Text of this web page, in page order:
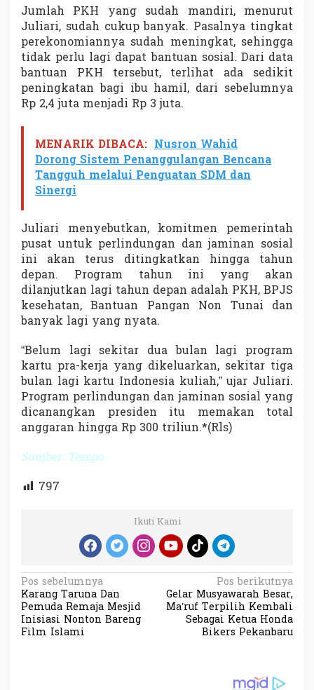
Jumlah PKH yang sudah mandiri, menurut
Juliari, sudah cukup banyak. Pasalnya tingkat
perekonomiannya sudah meningkat, sehingga
tidak perlu lagi dapat bantuan sosial. Dari data
bantuan PKH tersebut, terlihat ada sedikit
peningkatan bagi ibu hamil, dari sebelumnya
Rp 2,4 juta menjadi Rp 3 juta.
MENARIK DIBACA: Nusron Wahid
Dorong Sistem Penanggulangan Bencana
Tangguh melalui Penguatan SDM dan
Sinergi
Juliari menyebutkan, komitmen pemerintah
pusat untuk perlindungan dan jaminan sosial
ini akan terus ditingkatkan hingga tahun
depan. Program tahun ini yang akan
dilanjutkan lagi tahun depan adalah PKH, BPJS
kesehatan, Bantuan Pangan Non Tunai dan
banyak lagi yang nyata.
“Belum lagi sekitar dua bulan lagi program
kartu pra-kerja yang dikeluarkan, sekitar tiga
bulan lagi kartu Indonesia kuliah,” ujar Juliari.
Program perlindungan dan jaminan sosial yang
dicanangkan presiden itu memakan total
anggaran hingga Rp 300 triliun.*(Rls)
Sumber: Tempo
797
Ikuti Kami
N
a
v
Pos sebelumnya
Karang Taruna Dan
Pemuda Remaja Mesjid
Inisiasi Nonton Bareng
Film Islami
Pos berikutnya
Gelar Musyawarah Besar,
Ma’ruf Terpilih Kembali
Sebagai Ketua Honda
Bikers Pekanbaru